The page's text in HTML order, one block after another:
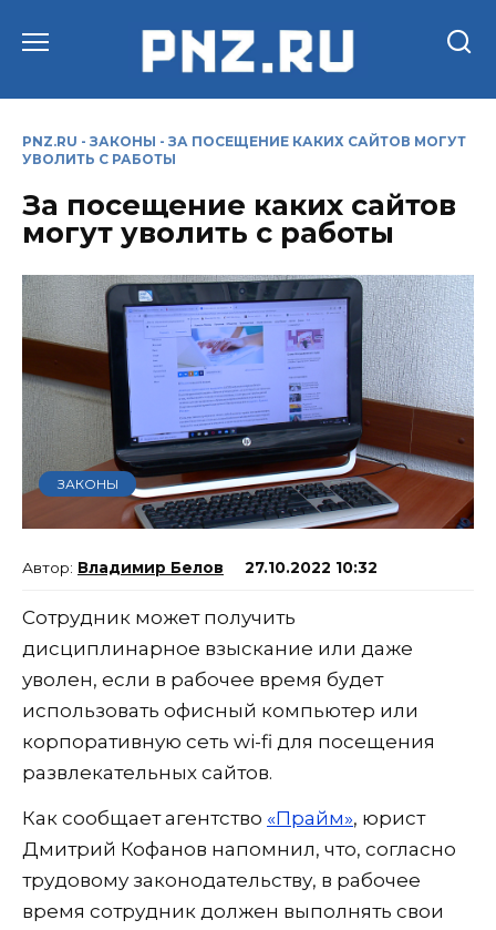
PNZ.RU - ЗАКОНЫ - ЗА ПОСЕЩЕНИЕ КАКИХ САЙТОВ МОГУТ
УВОЛИТЬ С РАБОТЫ
За посещение каких сайтов
могут уволить с работы
ЗАКОНЫ
Владимир Белов 27.10.2022 10:32
Сотрудник может получить
дисциплинарное взыскание или даже
уволен, если в рабочее время будет
использовать офисный компьютер или
корпоративную сеть wi-fi для посещения
развлекательных сайтов.
Как сообщает агентство «Прайм», юрист
Дмитрий Кофанов напомнил, что, согласно
трудовому законодательству, в рабочее
время сотрудник должен выполнять свои